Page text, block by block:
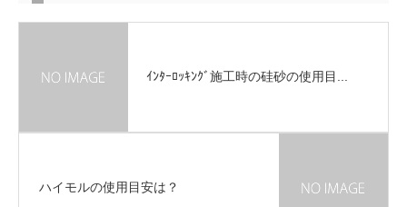
ｲﾝﾀｰﾛｯｷﾝｸﾞ施工時の硅砂の使用目...
ハイモルの使用目安は？